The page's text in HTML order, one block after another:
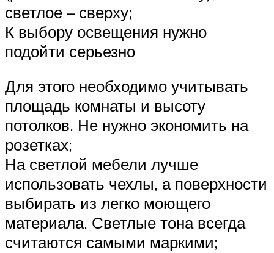
светлое – сверху;
К выбору освещения нужно
подойти серьезно
Для этого необходимо учитывать
площадь комнаты и высоту
потолков. Не нужно экономить на
розетках;
На светлой мебели лучше
использовать чехлы, а поверхности
выбирать из легко моющего
материала. Светлые тона всегда
считаются самыми маркими;